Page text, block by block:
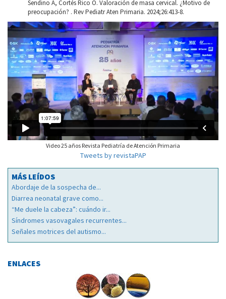
Sendino A, Cortés Rico O. Valoración de masa cervical. ¿Motivo de
preocupación? . Rev Pediatr Aten Primaria. 2024;26:413-8.
Video 25 años Revista Pediatría de Atención Primaria
Tweets by revistaPAP
MÁS LEÍDOS
Abordaje de la sospecha de...
Diarrea neonatal grave como...
“Me duele la cabeza”: cuándo ir...
Síndromes vasovagales recurrentes...
Señales motrices del autismo...
ENLACES